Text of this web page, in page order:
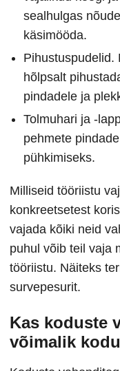
sealhulgas
käsimööda.
Pihustuspudelid.
hõlpsalt
pindadele ja
Tolmuhari ja -
pehmete
pühkimiseks.
Milliseid tööriistu
konkreetsetest
vajada kõiki neid
puhul võib teil vaja
tööriistu. Näiteks
survepesurit.
Kas koduste
võimalik